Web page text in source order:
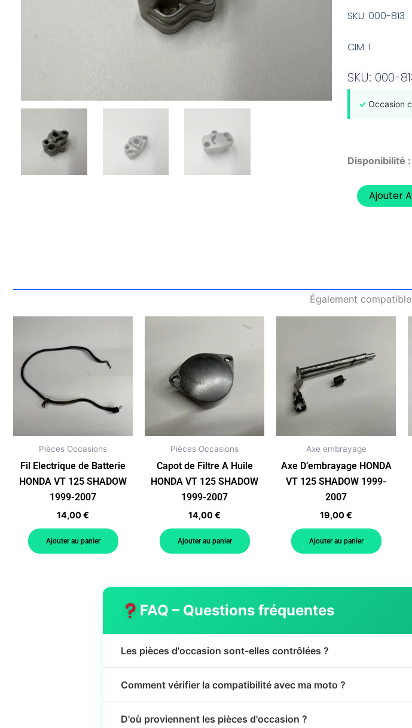
SKU: 000-813
CIM: 1
SKU: 000-
✓ Occasion
Disponibilité :
quantité
Huile
Ajouter
Également
Pièces Occasions
Fil Electrique de Batterie
HONDA VT 125 SHADOW
1999-2007
14,00€
Ajouter au panier
Pièces Occasions
Capot de Filtre A Huile
HONDA VT 125 SHADOW
1999-2007
14,00€
Ajouter au panier
Axe embrayage
Axe D’embrayage HONDA
VT 125 SHADOW 1999-
2007
19,00€
Ajouter au panier
FAQ – Questions fréquentes
Les pièces d'occasion sont-elles contrôlées ?
Comment vérifier la compatibilité avec ma moto ?
D'où proviennent les pièces d'occasion ?